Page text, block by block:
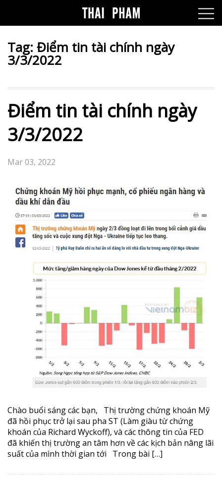
Tag: Điểm tin tài chính ngày
3/3/2022
Điểm tin tài chính ngày
3/3/2022
Mar 03, 2022
Chào buổi sáng các bạn, Thị trường chứng khoán Mỹ
đã hồi phục trở lại sau pha ST (Làm giàu từ chứng
khoán của Richard Wyckoff), và các thông tin của FED
đã khiến thị trường an tâm hơn về các kịch bản nâng lãi
suất của mình thời gian tới Trong bài […]